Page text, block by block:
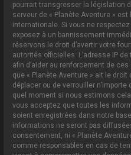
pourrait transgresser la législation
serveur de « Planète Aventure »
internationale. Si vous ne
exposez à un bannissement
réservons le droit d’avertir votre
autorités officielles. L’adresse IP
afin d’aider au renforcement de
que « Planète Aventure » ait le droit
déplacer ou de verrouiller
quel moment si nous estimons
vous acceptez que toutes les
soient enregistrées dans notre
informations ne seront pas
consentement, ni « Planète
comme responsables en cas de